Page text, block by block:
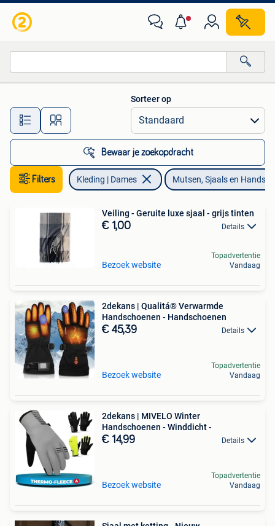
Alle afstanden…
Sorteer op
Bewaar je zoekopdracht
Filters Kleding | Dames Mutsen, Sjaals en
Veiling - Geruite luxe sjaal - grijs tinten
€ 1,00 Details
Bezoek website
Topadvertentie
Vandaag
2dekans | Qualitá® Verwarmde
Handschoenen - Handschoenen
€ 45,39 Details
Bezoek website
Topadvertentie
Vandaag
2dekans | MIVELO Winter
Handschoenen - Winddicht -
€ 14,99 Details
Bezoek website
Topadvertentie
Vandaag